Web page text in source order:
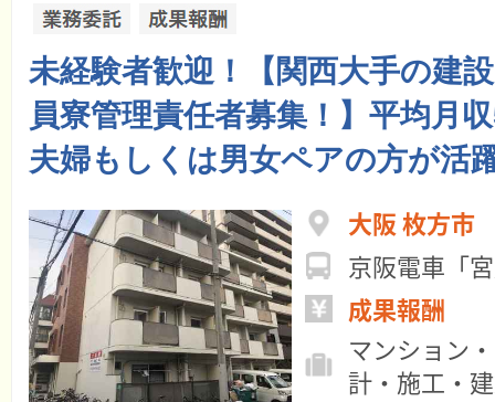
未経験者歓迎！【関西大手の建
員寮管理責任者募集！】平均月
夫婦もしくは男女ペアの方が活
大阪 枚方市
京阪電車「
成果報酬
マンション
計・施工・